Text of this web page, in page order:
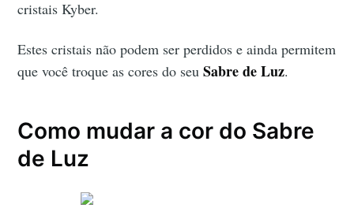
cristais Kyber.
Estes cristais não podem ser perdidos e ainda permitem
que você troque as cores do seuSabre de Luz.
Como mudar a cor do Sabre
de Luz